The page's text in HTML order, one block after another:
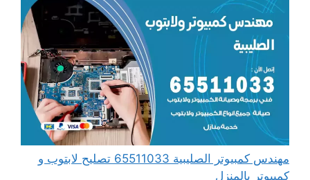
مهندس كمبيوتر الصليبية 65511033 تصليح لابتوب و
كمبيوتر بالمنزل